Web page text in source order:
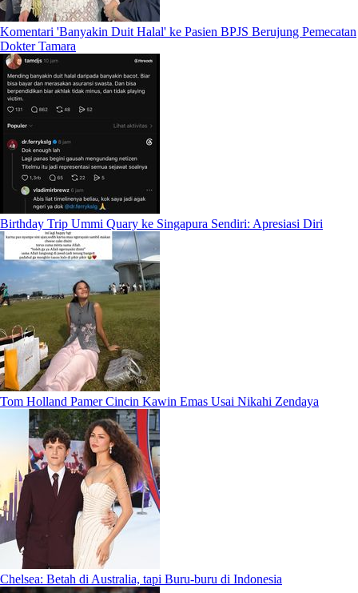
Komentari 'Banyakin Duit Halal' ke Pasien BPJS Berujung Pemecatan
Dokter Tamara
Birthday Trip Ummi Quary ke Singapura Sendiri: Apresiasi Diri
Tom Holland Pamer Cincin Kawin Emas Usai Nikahi Zendaya
Chelsea: Betah di Australia, tapi Buru-buru di Indonesia